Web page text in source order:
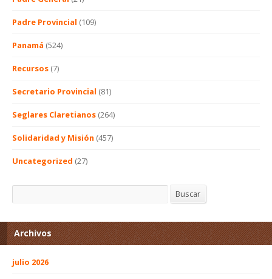
Padre Provincial (109)
Panamá (524)
Recursos (7)
Secretario Provincial (81)
Seglares Claretianos (264)
Solidaridad y Misión (457)
Uncategorized (27)
Buscar
Archivos
julio 2026